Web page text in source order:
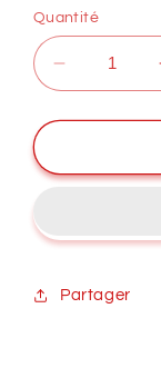
Quantité
Réduire
la
quantité
Diluant
couche
base
Partager